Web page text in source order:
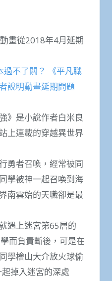
畫從2018年4月延期
不了關？ 《平凡職
說明動畫延期問題
》是小說作者白米良
上連載的穿越異世界
勇者召喚，經常被同
學被神一起召喚到海
南雲始的天職卻是最
遇上迷宮第65層的
而負責斷後，可是在
學檜山大介放火球偷
掉入迷宮的深處